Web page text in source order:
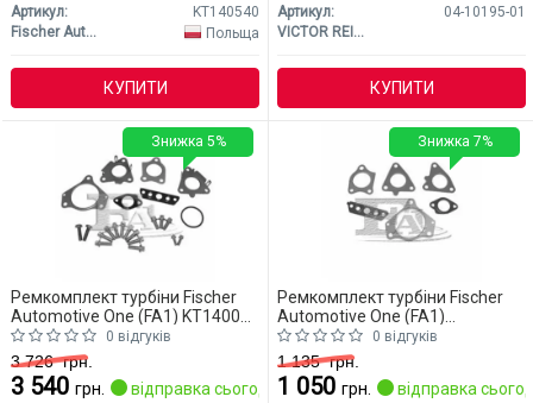
Артикул:
KT140540
Fischer Automotive One (FA1)
Польща
КУПИТИ
Артикул:
04-10195-01
VICTOR REINZ
КУПИТИ
Ремкомплект турбіни Fischer
Automotive One (FA1) KT140075
Mercedes W203 (CLASS-C)
0 відгуків
3 726грн.
3 540 грн. відправка сьогодні
Знижка 5%
Ремкомплект турбіни Fischer
Automotive One (FA1)
KT140030E Mercedes W203
(CLASS-C)
0 відгуків
1 135грн.
1 050 грн. відправка
Знижка 7%